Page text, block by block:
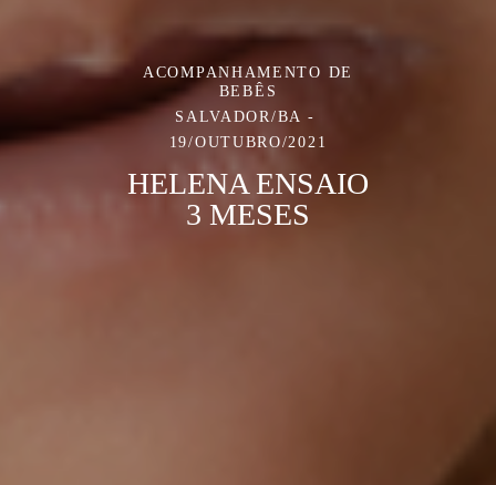
ACOMPANHAMENTO DE
BEBÊS
SALVADOR/BA
19/OUTUBRO/2021
HELENA ENSAIO
3 MESES